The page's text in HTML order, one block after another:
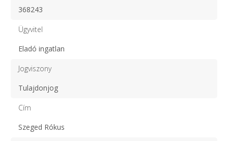
368243
Ügyvitel
Eladó ingatlan
Jogviszony
Tulajdonjog
Cím
Szeged Rókus